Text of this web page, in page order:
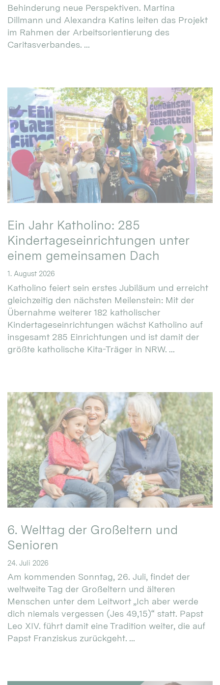
Behinderung neue Perspektiven. Martina
Dillmann und Alexandra Katins leiten das Projekt
im Rahmen der Arbeitsorientierung des
Caritasverbandes. ...
Ein Jahr Katholino: 285
Kindertageseinrichtungen unter
einem gemeinsamen Dach
1. August 2026
Katholino feiert sein erstes Jubiläum und erreicht
gleichzeitig den nächsten Meilenstein: Mit der
Übernahme weiterer 182 katholischer
Kindertageseinrichtungen wächst Katholino auf
insgesamt 285 Einrichtungen und ist damit der
größte katholische Kita-Träger in NRW. ...
6. Welttag der Großeltern und
Senioren
24. Juli 2026
Am kommenden Sonntag, 26. Juli, findet der
weltweite Tag der Großeltern und älteren
Menschen unter dem Leitwort „Ich aber werde
dich niemals vergessen (Jes 49,15)“ statt. Papst
Leo XIV. führt damit eine Tradition weiter, die auf
Papst Franziskus zurückgeht. ...